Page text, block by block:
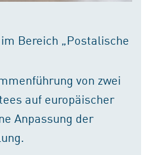
Bereich „Postalische
von zwei
auf europäischer
Anpassung der